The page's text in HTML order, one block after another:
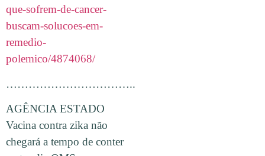
que-sofrem-de-cancer-
buscam-solucoes-em-
remedio-
polemico/4874068/
……………………………..
AGÊNCIA ESTADO
Vacina contra zika não
chegará a tempo de conter